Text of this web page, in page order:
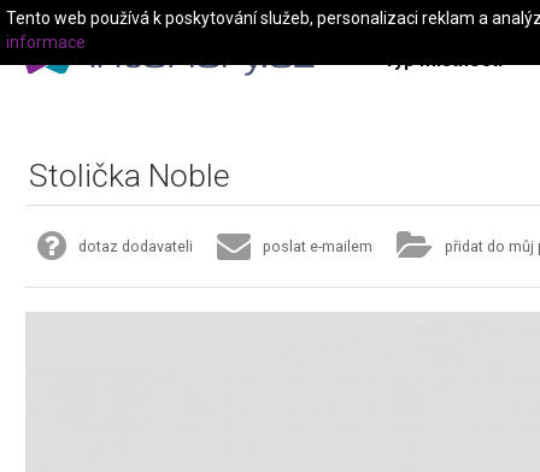
Typ místnosti
Stolička Noble
dotaz dodavateli poslat e-mailem přidat do můj
Tento web používá k poskytování služeb, personalizaci reklam a
informace